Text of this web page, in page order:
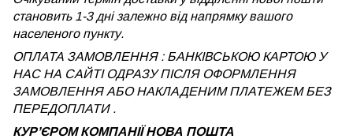
становить 1-3 дні залежно від напрямку вашого
населеного пункту.
ОПЛАТА ЗАМОВЛЕННЯ : БАНКІВСЬКОЮ КАРТОЮ У
НАС НА САЙТІ ОДРАЗУ ПІСЛЯ ОФОРМЛЕННЯ
ЗАМОВЛЕННЯ АБО НАКЛАДЕНИМ ПЛАТЕЖЕМ БЕЗ
ПЕРЕДОПЛАТИ .
КУРʼЄРОМ КОМПАНІЇ НОВА ПОШТА